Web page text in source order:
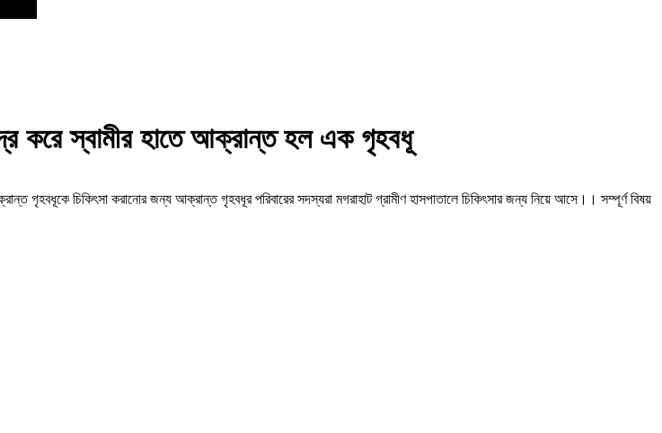
করে স্বামীর হাতে আক্রান্ত হল এক গৃহবধূ
গৃহবধূকে চিকিৎসা করানোর জন্য আক্রান্ত গৃহবধূর পরিবারের সদস্যরা মগরাহাট গ্রামীণ হাসপাতালে চিকিৎসার জন্য নিয়ে আসে।। সম্পূর্ণ বিষয়